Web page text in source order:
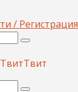
/ Регистрация
ТвитТвит